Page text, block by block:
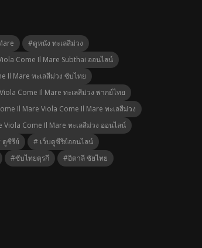
#ดูหนัง ทะเลสีม่วง
Come Il Mare Subthai ออนไลน์
Il Mare ทะเลสีม่วง ซับไทย
Come Il Mare ทะเลสีม่วง พากย์ไทย
Il Mare Viola Come Il Mare ทะเลสีม่วง
Come Il Mare ทะเลสีม่วง ออนไลน์
ดูซีรีย์
# เว็บดูซีรีย์ออนไลน์
#ซับไทยตุรกี
#อิตาลี ซัยไทย